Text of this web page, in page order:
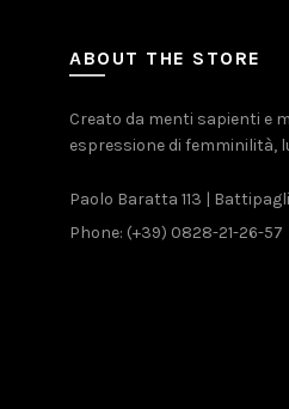
ABOUT THE STORE
Creato da menti sapienti e
espressione di femminilità,
Paolo Baratta 113 |
Phone: (+39) 0828-21-26-57